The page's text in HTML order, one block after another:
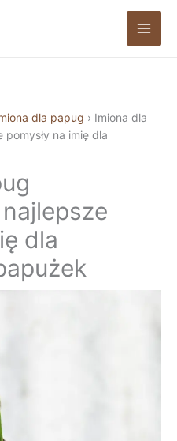
dla papug › Imiona dla
pomysły na imię dla
dla